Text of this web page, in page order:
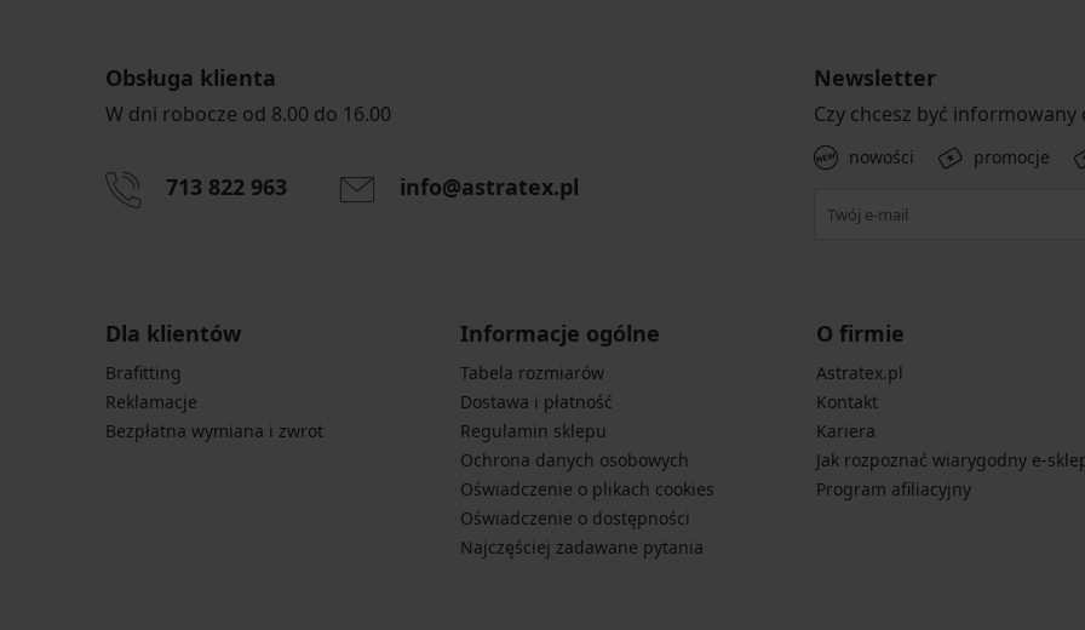
Obsługa klienta
W dni robocze od 8.00 do 16.00
713 822 963 info@astratex.pl
Newsletter
Czy chcesz być informowany
nowości promocje
Dla klientów
Brafitting
Reklamacje
Bezpłatna wymiana i zwrot
Informacje ogólne
Tabela rozmiarów
Dostawa i płatność
Regulamin sklepu
Ochrona danych osobowych
Oświadczenie o plikach cookies
Oświadczenie o dostępności
Najczęściej zadawane pytania
O firmie
Astratex.pl
Kontakt
Kariera
Jak rozpoznać wiarygodny e-
Program afiliacyjny